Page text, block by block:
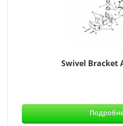
Swivel Bracket